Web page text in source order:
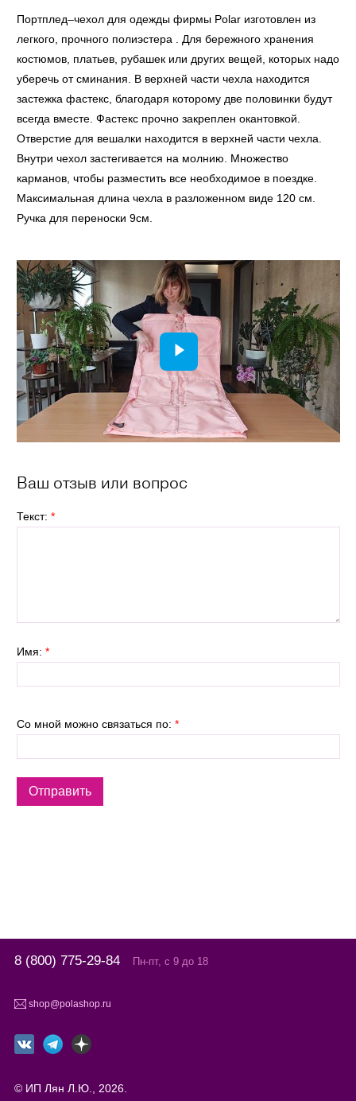
Портплед–чехол для одежды фирмы Polar изготовлен из
легкого, прочного полиэстера . Для бережного хранения
костюмов, платьев, рубашек или других вещей, которых надо
уберечь от сминания. В верхней части чехла находится
застежка фастекс, благодаря которому две половинки будут
всегда вместе. Фастекс прочно закреплен окантовкой.
Отверстие для вешалки находится в верхней части чехла.
Внутри чехол застегивается на молнию. Множество
карманов, чтобы разместить все необходимое в поездке.
Максимальная длина чехла в разложенном виде 120 см.
Ручка для переноски 9см.
Ваш отзыв или вопрос
Текст: *
Имя: *
Со мной можно связаться по: *
8 (800) 775-29-84 Пн-пт, с 9 до 18
shop@polashop.ru
© ИП Лян Л.Ю., 2026.